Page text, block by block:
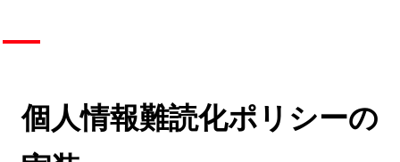
個人情報難読化ポリシーの